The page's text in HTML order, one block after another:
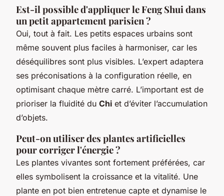
Est-il possible d'appliquer le Feng Shui dans
un petit appartement parisien ?
Oui, tout à fait. Les petits espaces urbains sont
même souvent plus faciles à harmoniser, car les
déséquilibres sont plus visibles. L’expert adaptera
ses préconisations à la configuration réelle, en
optimisant chaque mètre carré. L’important est de
prioriser la fluidité du Chi et d’éviter l’accumulation
d’objets.
Peut-on utiliser des plantes artificielles
pour corriger l'énergie ?
Les plantes vivantes sont fortement préférées, car
elles symbolisent la croissance et la vitalité. Une
plante en pot bien entretenue capte et dynamise le